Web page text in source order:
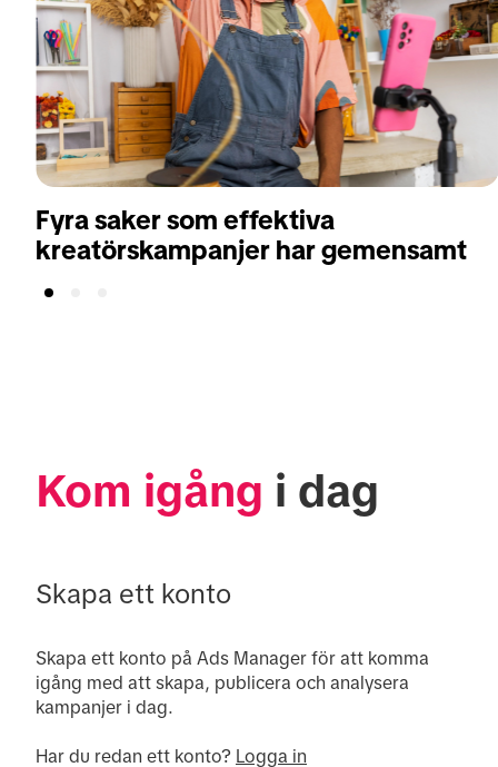
Fyra saker som effektiva
kreatörskampanjer har gemensamt
Kom igång i dag
Skapa ett konto
Skapa ett konto på Ads Manager för att komma
igång med att skapa, publicera och analysera
kampanjer i dag.
Har du redan ett konto? Logga in